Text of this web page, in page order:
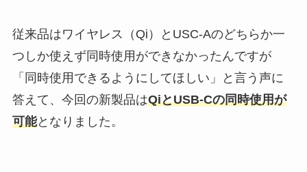
従来品はワイヤレス（Qi）とUSC-Aのどちらか一
つしか使えず同時使用ができなかったんですが
「同時使用できるようにしてほしい」と言う声に
答えて、今回の新製品はQiとUSB-Cの同時使用が
可能となりました。